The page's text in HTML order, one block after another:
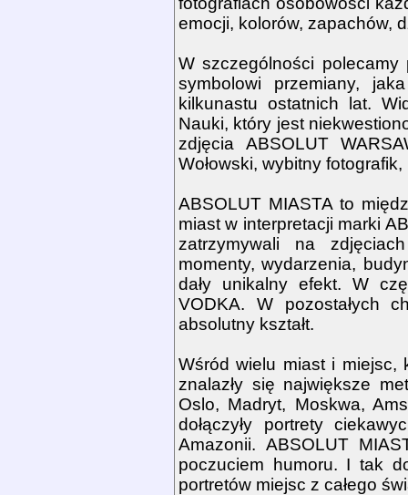
emocji, kolorów, zapachów,
W szczególności
symbolowi przemiany,
kilkunastu ostatnich lat.
Nauki, który jest
zdjęcia ABSOLUT
Wołowski, wybitny
ABSOLUT MIASTA to
miast w interpretacji marki
zatrzymywali na
momenty, wydarzenia,
dały unikalny efekt. W
VODKA. W pozostałych
absolutny kształt.
Wśród wielu miast i miejsc,
znalazły się największe
Oslo, Madryt, Moskwa,
dołączyły portrety
Amazonii. ABSOLUT
poczuciem humoru. I tak
portretów miejsc z całego